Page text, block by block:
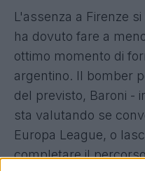
L'assenza a Firenze
ha dovuto fare a
ottimo momento di
argentino. Il bomber
del previsto, Baroni -
sta valutando se
Europa League, o
completare il